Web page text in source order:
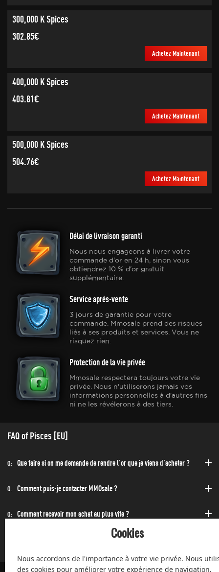
300,000 K Spices
302.85€
Achetez Maintenant
400,000 K Spices
403.81€
Achetez Maintenant
500,000 K Spices
504.76€
Achetez Maintenant
Délai de livraison garanti
Nous nous engageons à livrer votre
commande d'or en 24 h, sinon vous
obtiendrez 10 % d'or gratuit
supplémentaire.
Service aprés-vente
3 jours de garantie pour votre
commande. Mmosale prend des risques
liés à ses produits et services. Vous ne
risquez rien.
Protection de la vie privée
Mmosale respectera toujours votre vie
privée. Nous n'utiliserons jamais vos
informations personnelles à d'autres fins
ni ne les révélerons à des tiers.
FAQ of Pisces [EU]
Q: Que faire si on me demande de rendre l'or que je viens d'acheter ?
Q: Comment puis-je contacter MMOsale ?
Q: Comment recevoir mon achat au plus vite ?
Puis-acheter à toute heure de la journée et de la nuit ?
Cookies
Nous accordons de l'importance à votre vie privée. Nous
des cookies pour améliorer votre expérience de navigation,